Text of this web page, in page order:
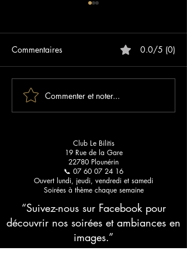
Les meilleurs blogs sur les
clubs libertins : votre guide
Commentaires 0.0/5 (0)
Commenter et noter...
Club Le Bilitis
19 Rue de la Gare
22780 Plounérin
📞 07 60 07 24 16
Ouvert lundi, jeudi, vendredi et samedi
Soirées à thème chaque semaine
“Suivez-nous sur Facebook pour
découvrir nos soirées et ambiances en
images.”